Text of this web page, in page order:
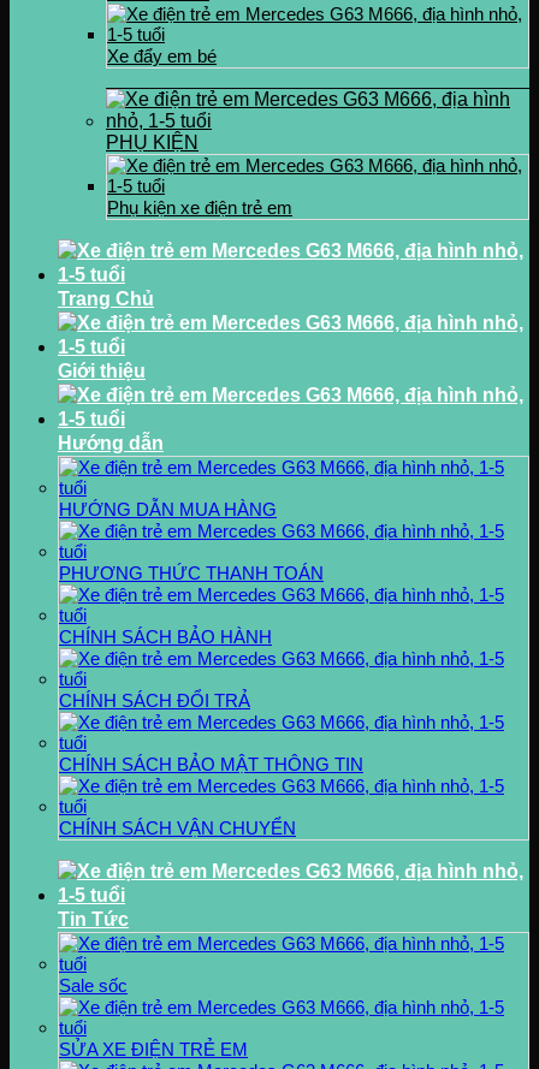
Xe đẩy em bé
PHỤ KIỆN
Phụ kiện xe điện trẻ em
Trang Chủ
Giới thiệu
Hướng dẫn
HƯỚNG DẪN MUA HÀNG
PHƯƠNG THỨC THANH TOÁN
CHÍNH SÁCH BẢO HÀNH
CHÍNH SÁCH ĐỔI TRẢ
CHÍNH SÁCH BẢO MẬT THÔNG TIN
CHÍNH SÁCH VẬN CHUYỂN
Tin Tức
Sale sốc
SỬA XE ĐIỆN TRẺ EM